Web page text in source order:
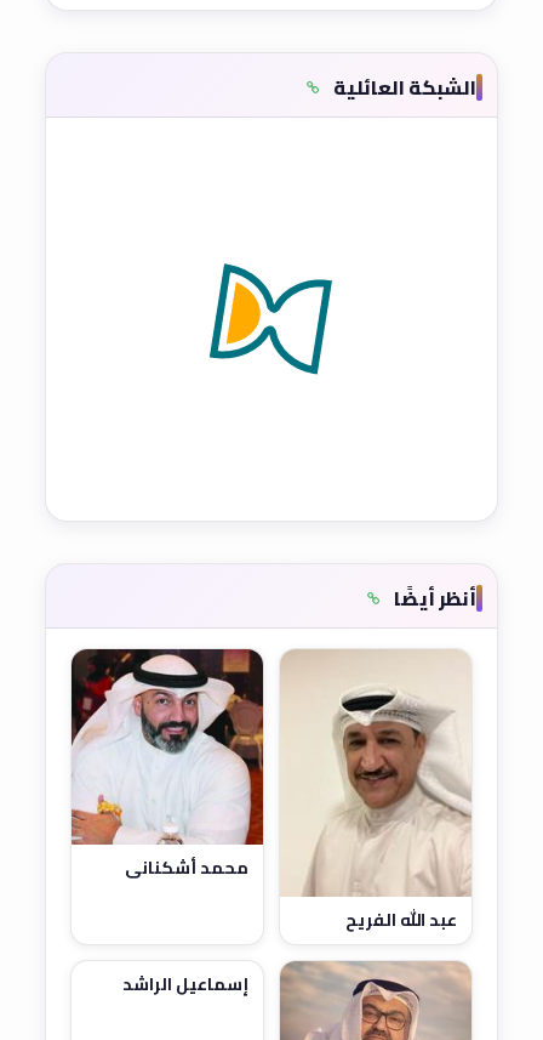
الشبكة العائلية
أنظر أيضًا
عبد الله الفريح
محمد أشكناني
إسماعيل الراشد